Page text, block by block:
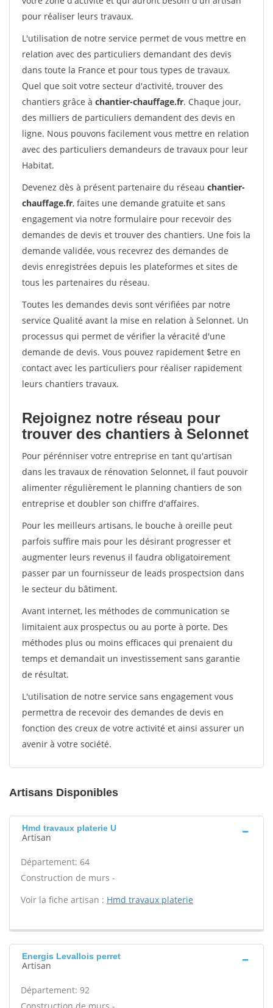
pour réaliser leurs travaux.
L'utilisation de notre service permet de vous mettre en
relation avec des particuliers demandant des devis
dans toute la France et pour tous types de travaux.
Quel que soit votre secteur d'activité, trouver des
chantiers grâce à chantier-chauffage.fr. Chaque jour,
des milliers de particuliers demandent des devis en
ligne. Nous pouvons facilement vous mettre en relation
avec des particuliers demandeurs de travaux pour leur
Habitat.
Devenez dès à présent partenaire du réseau chantier-
chauffage.fr, faites une demande gratuite et sans
engagement via notre formulaire pour recevoir des
demandes de devis et trouver des chantiers. Une fois la
demande validée, vous recevrez des demandes de
devis enregistrées depuis les plateformes et sites de
tous les partenaires du réseau.
Toutes les demandes devis sont vérifiées par notre
service Qualité avant la mise en relation à Selonnet. Un
processus qui permet de vérifier la véracité d'une
demande de devis. Vous pouvez rapidement $etre en
contact avec les particuliers pour réaliser rapidement
leurs chantiers travaux.
Rejoignez notre réseau pour
trouver des chantiers à Selonnet
Pour pérénniser votre entreprise en tant qu'artisan
dans les travaux de rénovation Selonnet, il faut pouvoir
alimenter régulièrement le planning chantiers de son
entreprise et doubler son chiffre d'affaires.
Pour les meilleurs artisans, le bouche à oreille peut
parfois suffire mais pour les désirant progresser et
augmenter leurs revenus il faudra obligatoirement
passer par un fournisseur de leads prospectsion dans
le secteur du bâtiment.
Avant internet, les méthodes de communication se
limitaient aux prospectus ou au porte à porte. Des
méthodes plus ou moins efficaces qui prenaient du
temps et demandait un investissement sans garantie
de résultat.
L'utilisation de notre service sans engagement vous
permettra de recevoir des demandes de devis en
fonction des creux de votre activité et ainsi assurer un
avenir à votre société.
Artisans Disponibles
Hmd travaux platerie U
Artisan
Département: 64
Construction de murs -
Voir la fiche artisan : Hmd travaux platerie
Energis Levallois perret
Artisan
Département: 92